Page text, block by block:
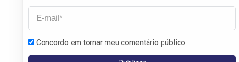
Concordo em tornar meu comentário público